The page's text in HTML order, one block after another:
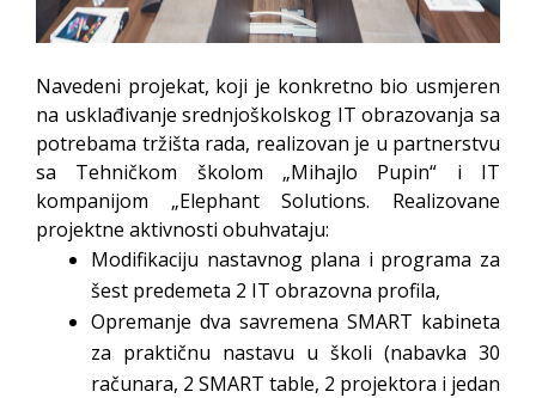
Navedeni projekat, koji je konkretno bio usmjeren
na usklađivanje srednjoškolskog IT obrazovanja sa
potrebama tržišta rada, realizovan je u partnerstvu
sa Tehničkom školom „Mihajlo Pupin“ i IT
kompanijom „Elephant Solutions. Realizovane
projektne aktivnosti obuhvataju:
Modifikaciju nastavnog plana i programa za
šest predemeta 2 IT obrazovna profila,
Opremanje dva savremena SMART kabineta
za praktičnu nastavu u školi (nabavka 30
računara, 2 SMART table, 2 projektora i jedan